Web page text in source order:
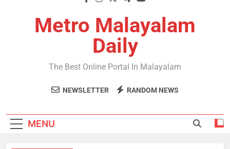
Metro Malayalam
Daily
The Best Online Portal In Malayalam
NEWSLETTER RANDOM NEWS
MENU